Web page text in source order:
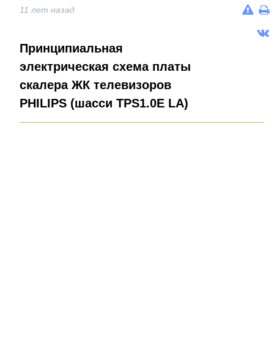
11 лет назад
Принципиальная
электрическая схема платы
скалера ЖК телевизоров
PHILIPS (шасси TPS1.0E LA)